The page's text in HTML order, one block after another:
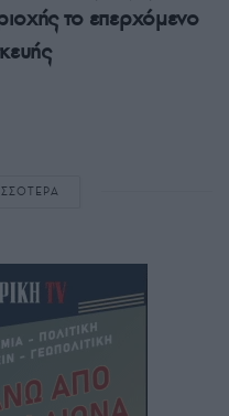
το επερχόμενο